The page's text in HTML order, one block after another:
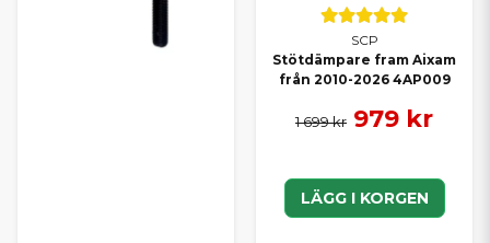
SCP
Stötdämpare fram Aixam
från 2010-2026 4AP009
1 699 kr 979 kr
LÄGG I KORGEN